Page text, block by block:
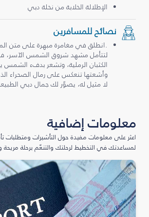
الإطلالة الخلابة من نخلة دبي
نصائح للمسافرين
.انطلق في مغامرة مبهرة على متن
لتتأمل مشهد شروق الشمس الآسر،
الكثبان الرملية، وتشعر بدفء الشمس
وأشعتها تنعكس على رمال الصحراء
لا مثيل له، يصوّر لك جمال دبي
معلومات إضافية
اعثر على معلومات مفيدة حول التأشيرات ومتطلبات
لمساعدتك في التخطيط لرحلتك والتنعّم برحلة